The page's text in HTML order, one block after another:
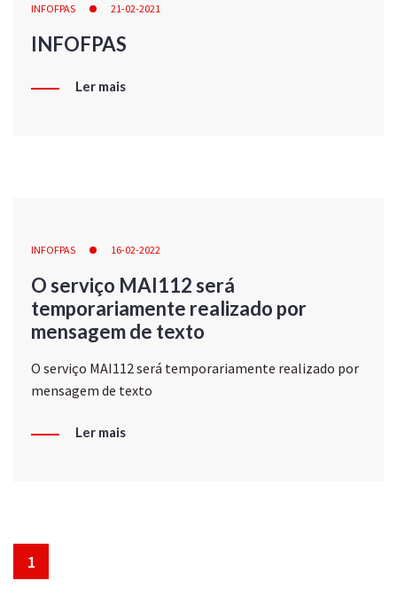
INFOFPAS 21-02-2021
INFOFPAS
Ler mais
INFOFPAS 16-02-2022
O serviço MAI112 será
temporariamente realizado por
mensagem de texto
O serviço MAI112 será temporariamente realizado por
mensagem de texto
Ler mais
1